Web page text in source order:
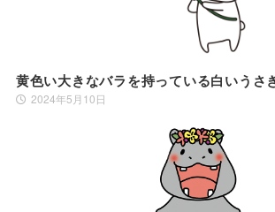
黄色い大きなバラを持っている白いうさ
2024年5月10日